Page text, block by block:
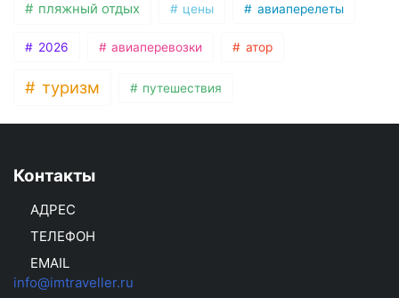
пляжный отдых цены авиаперелеты
2026 авиаперевозки атор
туризм путешествия
Контакты
АДРЕС
ТЕЛЕФОН
EMAIL
info@imtraveller.ru